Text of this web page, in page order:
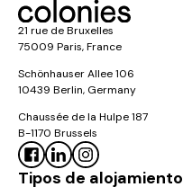
21 rue de Bruxelles
75009 Paris, France
Schönhauser Allee 106
10439 Berlin, Germany
Chaussée de la Hulpe 187
B-1170 Brussels
Tipos de alojamiento